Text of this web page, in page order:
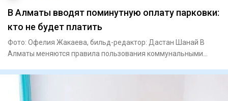
В Алматы вводят поминутную оплату парковки:
кто не будет платить
Фото: Офелия Жакаева, бильд-редактор: Дастан Шанай В
Алматы меняются правила пользования коммунальными